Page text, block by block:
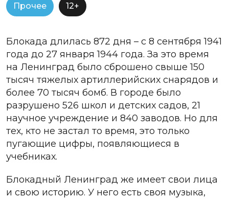
Прочее 12+
Блокада длилась 872 дня – с 8 сентября 1941
года до 27 января 1944 года. За это время
на Ленинград было сброшено свыше 150
тысяч тяжелых артиллерийских снарядов и
более 70 тысяч бомб. В городе было
разрушено 526 школ и детских садов, 21
научное учреждение и 840 заводов. Но для
тех, кто не застал то время, это только
пугающие цифры, появляющиеся в
учебниках.
Блокадный Ленинград же имеет свои лица
и свою историю. У него есть своя музыка,